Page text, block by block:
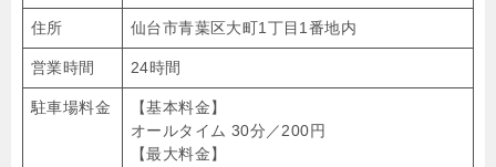
住所 仙台市青葉区大町1丁目1番地内
営業時間 24時間
駐車場料金
【基本料金】
オールタイム 30分／200円
【最大料金】